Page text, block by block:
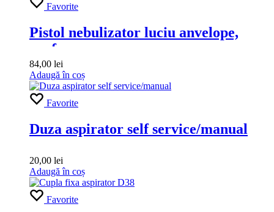
Favorite
Pistol nebulizator luciu anvelope,
parfum
84,00 lei
Adaugă în coș
Favorite
Duza aspirator self service/manual
20,00 lei
Adaugă în coș
Favorite